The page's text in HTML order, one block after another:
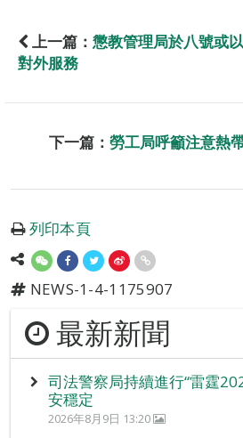
上一篇： 懲教管理局於八號或
對外服務
下一篇： 勞工局呼籲注意熱
列印本頁
NEWS-1-4-1175907
最新新聞
司法警察局持續進行“雷霆
安穩定
2026年8月9日 13:20